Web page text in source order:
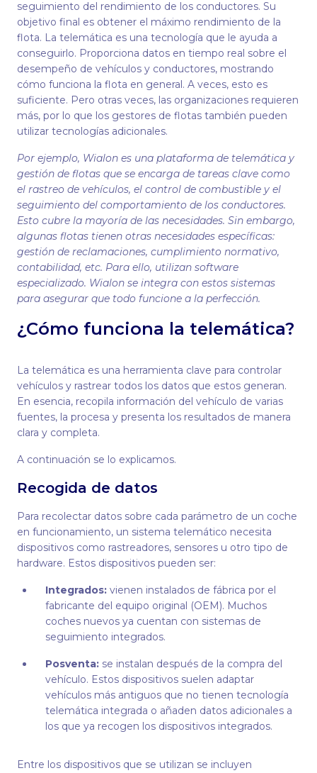
seguimiento del rendimiento de los conductores. Su
objetivo final es obtener el máximo rendimiento de la
flota. La telemática es una tecnología que le ayuda a
conseguirlo. Proporciona datos en tiempo real sobre el
desempeño de vehículos y conductores, mostrando
cómo funciona la flota en general. A veces, esto es
suficiente. Pero otras veces, las organizaciones requieren
más, por lo que los gestores de flotas también pueden
utilizar tecnologías adicionales.
Por ejemplo, Wialon es una plataforma de telemática y
gestión de flotas que se encarga de tareas clave como
el rastreo de vehículos, el control de combustible y el
seguimiento del comportamiento de los conductores.
Esto cubre la mayoría de las necesidades. Sin embargo,
algunas flotas tienen otras necesidades específicas:
gestión de reclamaciones, cumplimiento normativo,
contabilidad, etc. Para ello, utilizan software
especializado. Wialon se integra con estos sistemas
para asegurar que todo funcione a la perfección.
¿Cómo funciona la telemática?
La telemática es una herramienta clave para controlar
vehículos y rastrear todos los datos que estos generan.
En esencia, recopila información del vehículo de varias
fuentes, la procesa y presenta los resultados de manera
clara y completa.
A continuación se lo explicamos.
Recogida de datos
Para recolectar datos sobre cada parámetro de un coche
en funcionamiento, un sistema telemático necesita
dispositivos como rastreadores, sensores u otro tipo de
hardware. Estos dispositivos pueden ser:
Integrados: vienen instalados de fábrica por el
fabricante del equipo original (OEM). Muchos
coches nuevos ya cuentan con sistemas de
seguimiento integrados.
Posventa: se instalan después de la compra del
vehículo. Estos dispositivos suelen adaptar
vehículos más antiguos que no tienen tecnología
telemática integrada o añaden datos adicionales a
los que ya recogen los dispositivos integrados.
Entre los dispositivos que se utilizan se incluyen